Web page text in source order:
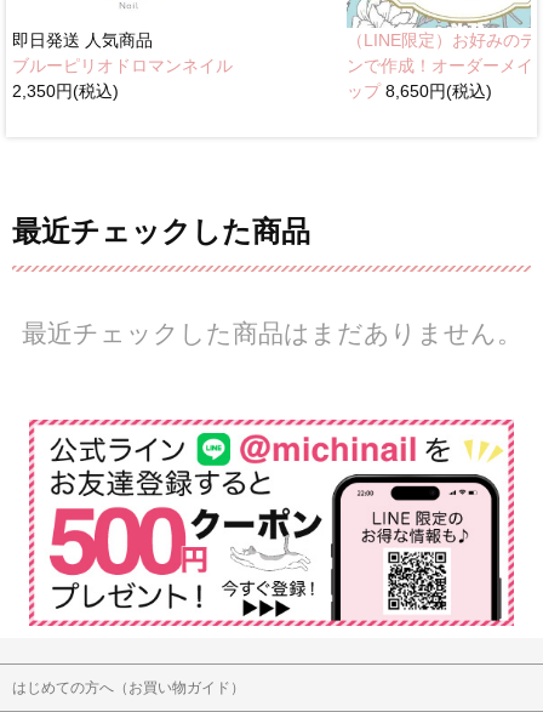
即日発送 人気商品
ブルーピリオドロマンネイル
2,350円(税込)
（LINE限定）お好みのデ
ンで作成！オーダーメイ
ップ8,650円(税込)
最近チェックした商品
最近チェックした商品はまだありません。
はじめての方へ（お買い物ガイド）